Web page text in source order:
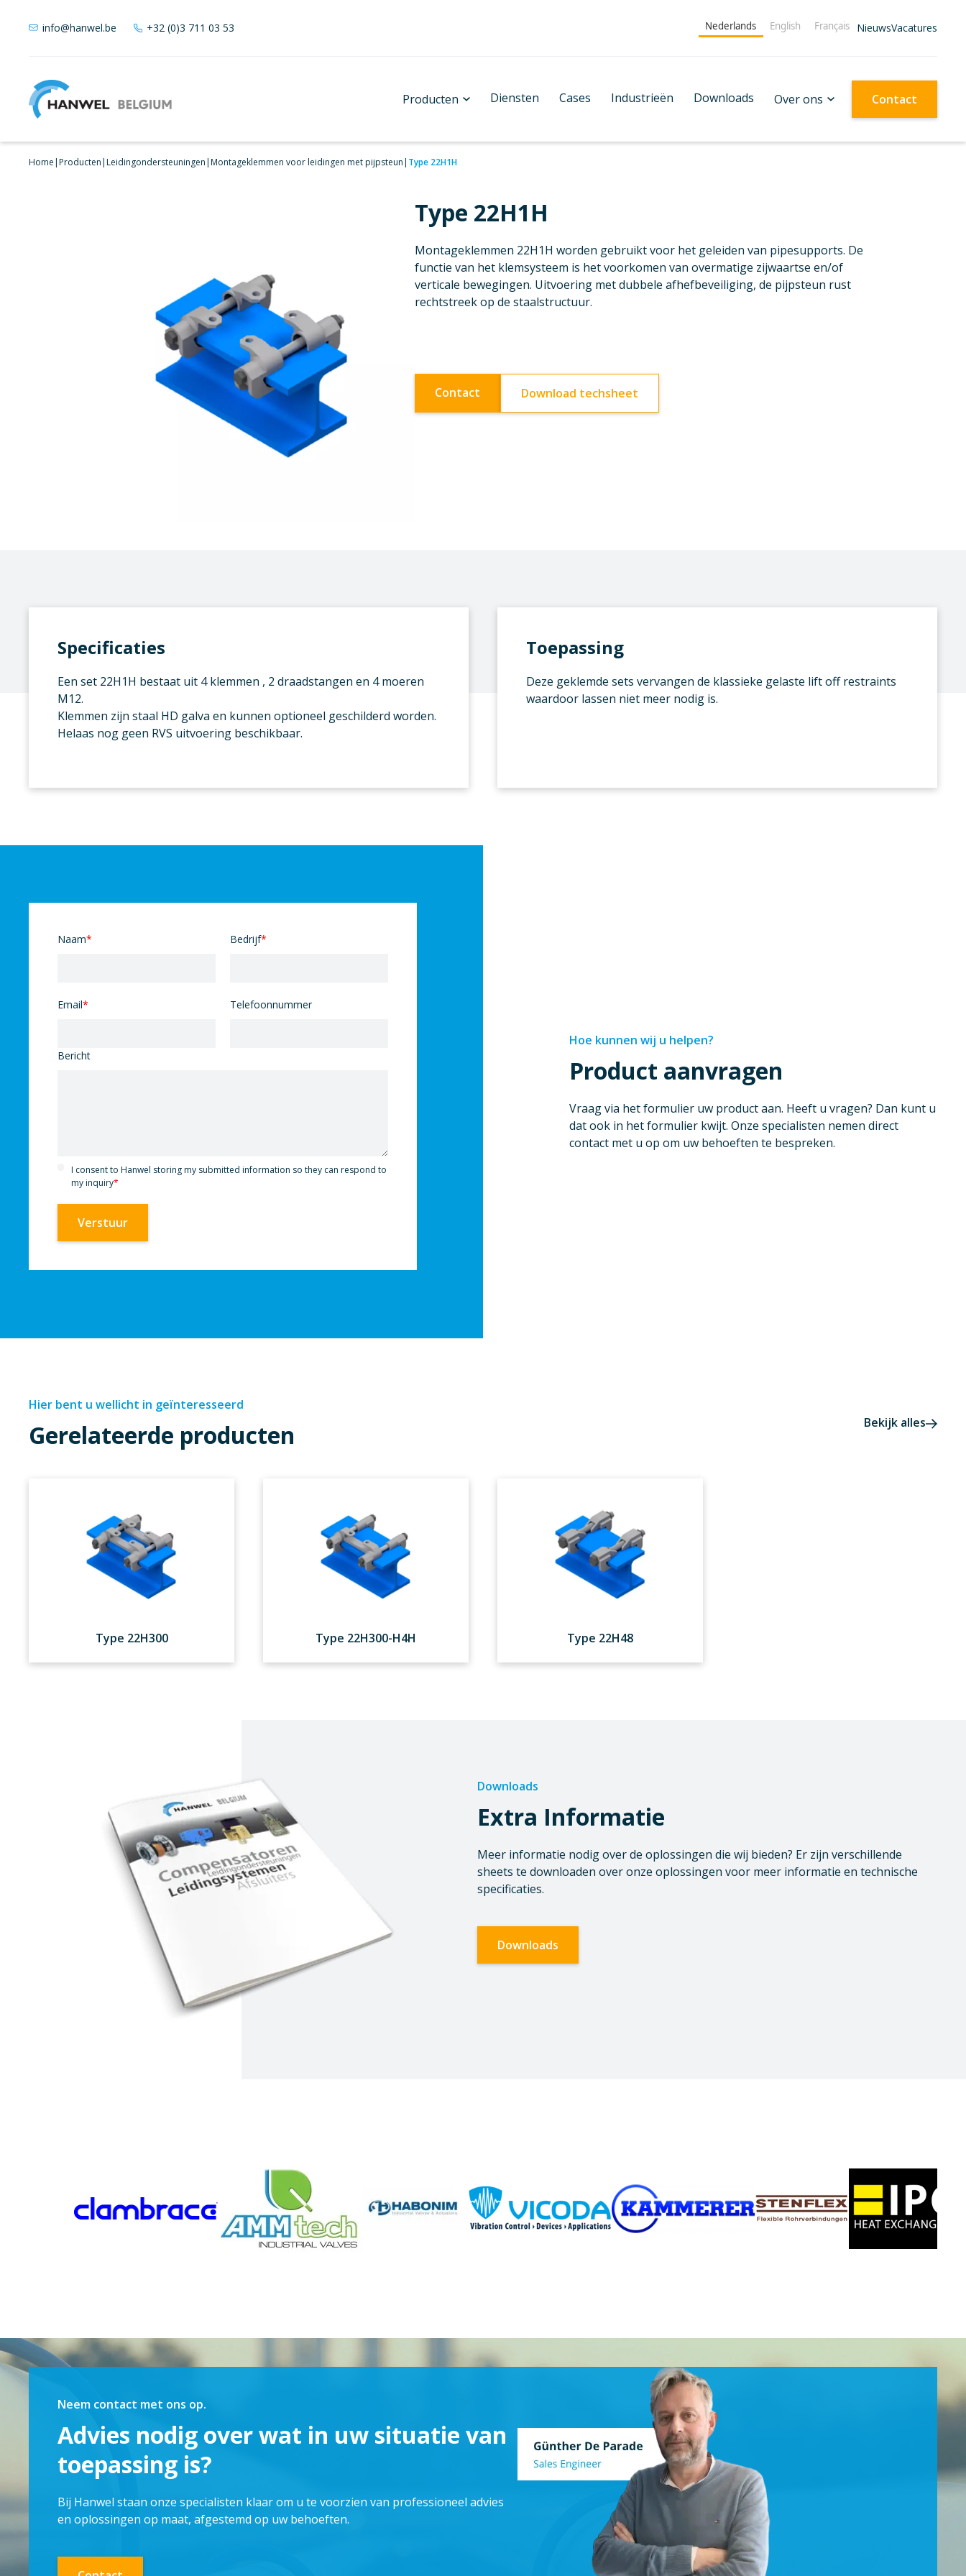
info@hanwel.be +32 (0)3 711 03 53 Nederlands English Français NieuwsVacatures
Producten Diensten Cases Industrieën Downloads Over ons Contact
Home|Producten|Leidingondersteuningen|Montageklemmen voor leidingen met pijpsteun| Type 22H1H
Type 22H1H
Montageklemmen 22H1H worden gebruikt voor het geleiden van pipesupports. De
functie van het klemsysteem is het voorkomen van overmatige zijwaartse en/of
verticale bewegingen. Uitvoering met dubbele afhefbeveiliging, de pijpsteun rust
rechtstreek op de staalstructuur.
Contact Download techsheet
Specificaties
Een set 22H1H bestaat uit 4 klemmen , 2 draadstangen en 4 moeren
M12.
Klemmen zijn staal HD galva en kunnen optioneel geschilderd worden.
Helaas nog geen RVS uitvoering beschikbaar.
Toepassing
Deze geklemde sets vervangen de klassieke gelaste lift off restraints
waardoor lassen niet meer nodig is.
Naam* Bedrijf*
Email* Telefoonnummer
Bericht
I consent to Hanwel storing my submitted information so they can respond to
my inquiry*
Hoe kunnen wij u helpen?
Product aanvragen
Vraag via het formulier uw product aan. Heeft u vragen? Dan kunt u
dat ook in het formulier kwijt. Onze specialisten nemen direct
contact met u op om uw behoeften te bespreken.
Hier bent u wellicht in geïnteresseerd
Gerelateerde producten Bekijk alles
Type 22H300 Type 22H300-H4H Type 22H48
Downloads
Extra Informatie
Meer informatie nodig over de oplossingen die wij bieden? Er zijn verschillende
sheets te downloaden over onze oplossingen voor meer informatie en technische
specificaties.
Downloads
Neem contact met ons op.
Advies nodig over wat in uw situatie van
toepassing is?
Bij Hanwel staan onze specialisten klaar om u te voorzien van professioneel advies
en oplossingen op maat, afgestemd op uw behoeften.